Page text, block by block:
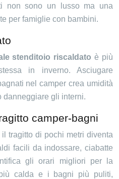
non sono un lusso ma una
per famiglie con bambini.
stenditoio riscaldato è più
in inverno. Asciugare
nel camper crea umidità
danneggiare gli interni.
camper-bagni
tragitto di pochi metri diventa
facili da indossare, ciabatte
gli orari migliori per la
calda e i bagni più puliti,